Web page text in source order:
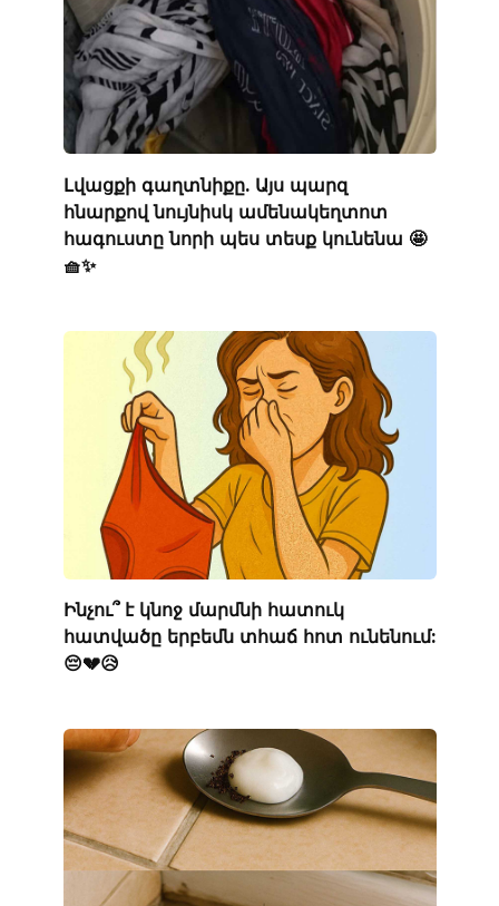
Լվացքի գաղտնիքը. Այս պարզ
հնարքով նույնիսկ ամենակեղտոտ
հագուստը նորի պես տեսք կունենա 🤩
🧺✨
Ինչու՞ է կնոջ մարմնի հատուկ
հատվածը երբեմն տհաճ հոտ ունենում:
😔💔😥